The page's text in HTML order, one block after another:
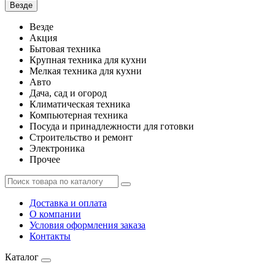
Везде
Везде
Акция
Бытовая техника
Крупная техника для кухни
Мелкая техника для кухни
Авто
Дача, сад и огород
Климатическая техника
Компьютерная техника
Посуда и принадлежности для готовки
Строительство и ремонт
Электроника
Прочее
Доставка и оплата
О компании
Условия оформления заказа
Контакты
Каталог